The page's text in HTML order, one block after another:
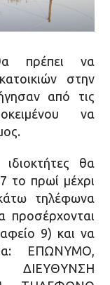
πρέπει να
στην
από τις
να
θα
το πρωί μέχρι
τηλέφωνα
προσέρχονται
9) και να
ΕΠΩΝΥΜΟ,